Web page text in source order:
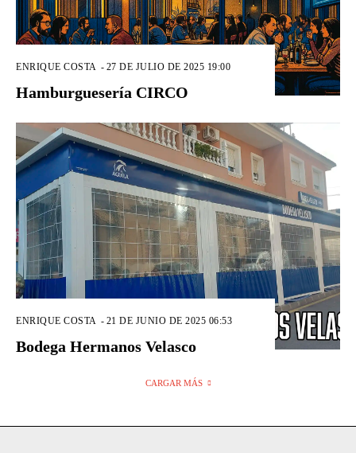
ENRIQUE COSTA - 27 DE JULIO DE 2025 19:00
Hamburguesería CIRCO
ENRIQUE COSTA - 21 DE JUNIO DE 2025 06:53
Bodega Hermanos Velasco
CARGAR MÁS